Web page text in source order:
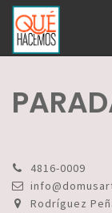
4816-0009
Rodríguez